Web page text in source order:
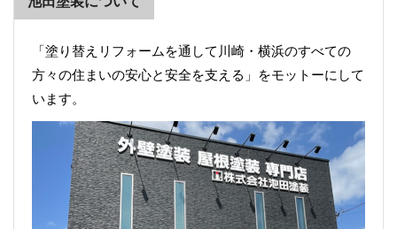
「塗り替えリフォームを通して川崎・横浜のすべての
方々の住まいの安心と安全を支える」をモットーにして
います。